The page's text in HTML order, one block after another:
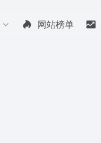
网站榜单